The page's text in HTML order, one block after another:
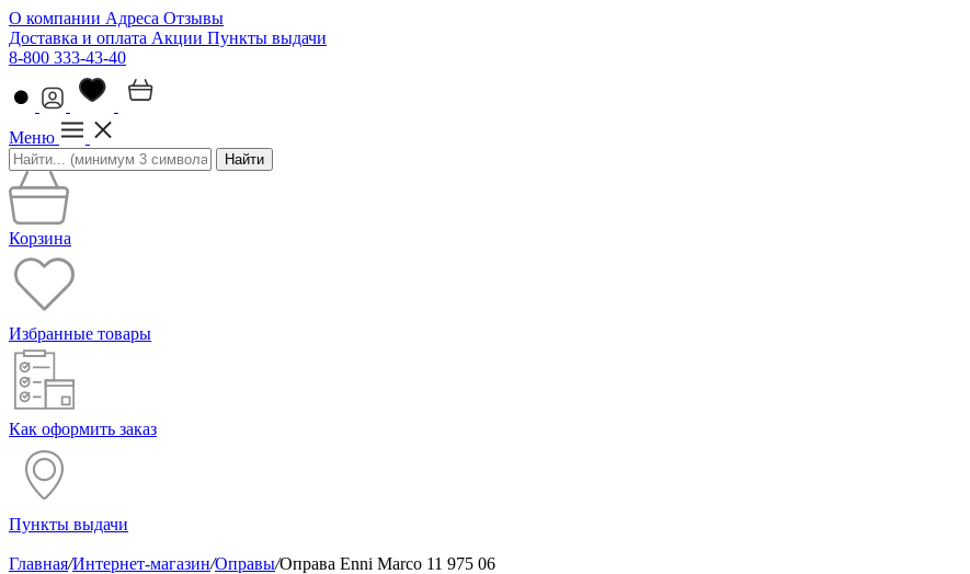
О компании Адреса Отзывы
Доставка и оплата Акции Пункты выдачи
8-800 333-43-40
Меню
Найти
Корзина
Избранные товары
Как оформить заказ
Пункты выдачи
Главная/Интернет-магазин/Оправы/Оправа Enni Marco 11 975 06